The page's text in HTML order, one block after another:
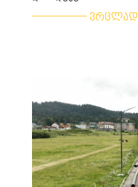
ვრცლად